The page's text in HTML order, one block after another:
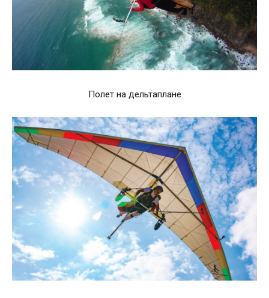
Полет на дельтаплане